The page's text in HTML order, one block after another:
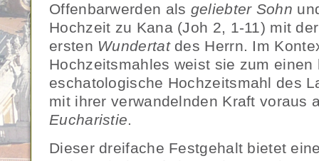
Offenbarwerden als geliebter Sohn
Hochzeit zu Kana (Joh 2, 1-11) mit
ersten Wundertat des Herrn. Im
Hochzeitsmahles weist sie zum einen
eschatologische Hochzeitsmahl des
mit ihrer verwandelnden Kraft voraus
Eucharistie.
Dieser dreifache Festgehalt bietet